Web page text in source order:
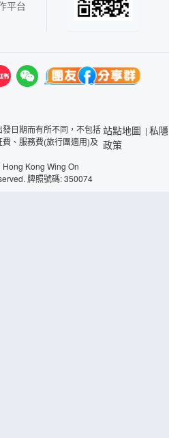
平台
日期而有所不同，不包括
、服務費(旅行團適用)及
Kong Wing On
牌照號碼: 350074
站點地圖 | 私隱
政策